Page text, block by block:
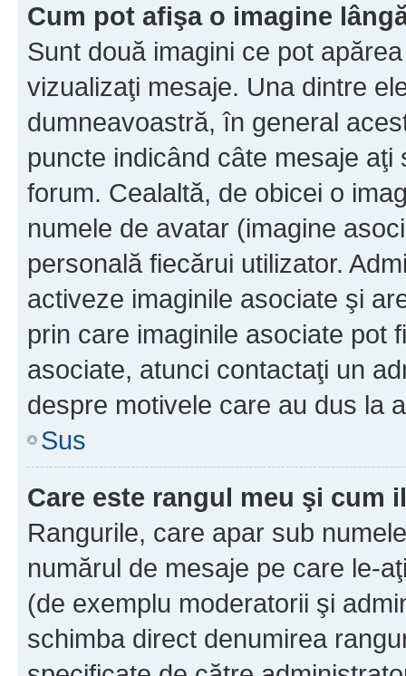
Cum pot afişa o imagine
Sunt două imagini ce pot
vizualizaţi mesaje. Una dintre
dumneavoastră, în general
puncte indicând câte mesaje
forum. Cealaltă, de obicei o
numele de avatar (imagine
personală fiecărui utilizator.
activeze imaginile asociate şi
prin care imaginile asociate pot
asociate, atunci contactaţi un
despre motivele care au dus la
Sus
Care este rangul meu şi cum
Rangurile, care apar sub
numărul de mesaje pe care le-
(de exemplu moderatorii şi
schimba direct denumirea